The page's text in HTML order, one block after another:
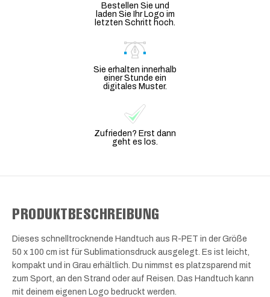
Bestellen Sie und
laden Sie Ihr Logo im
letzten Schritt hoch.
Sie erhalten innerhalb
einer Stunde ein
digitales Muster.
Zufrieden? Erst dann
geht es los.
PRODUKTBESCHREIBUNG
Dieses schnelltrocknende Handtuch aus R-PET in der Größe
50 x 100 cm ist für Sublimationsdruck ausgelegt. Es ist leicht,
kompakt und in Grau erhältlich. Du nimmst es platzsparend mit
zum Sport, an den Strand oder auf Reisen. Das Handtuch kann
mit deinem eigenen Logo bedruckt werden.